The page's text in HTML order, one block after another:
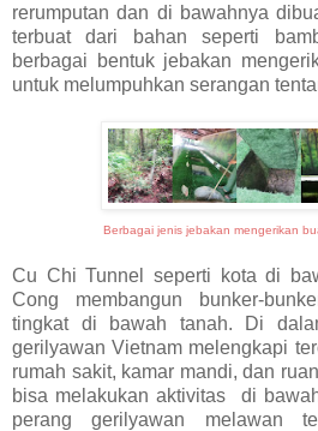
rerumputan dan di bawahnya
terbuat dari bahan seperti
berbagai bentuk jebakan
untuk melumpuhkan serangan
Berbagai jenis jebakan mengerikan
Cu Chi Tunnel seperti kota di
Cong membangun bunker-
tingkat di bawah tanah. Di
gerilyawan Vietnam melengkapi
rumah sakit, kamar mandi, dan
bisa melakukan aktivitas di
perang gerilyawan melawan